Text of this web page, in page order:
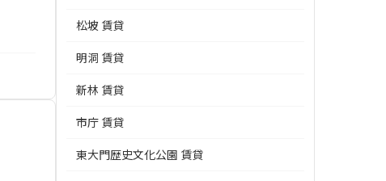
松坡 賃貸
明洞 賃貸
新林 賃貸
市庁 賃貸
東大門歴史文化公園 賃貸